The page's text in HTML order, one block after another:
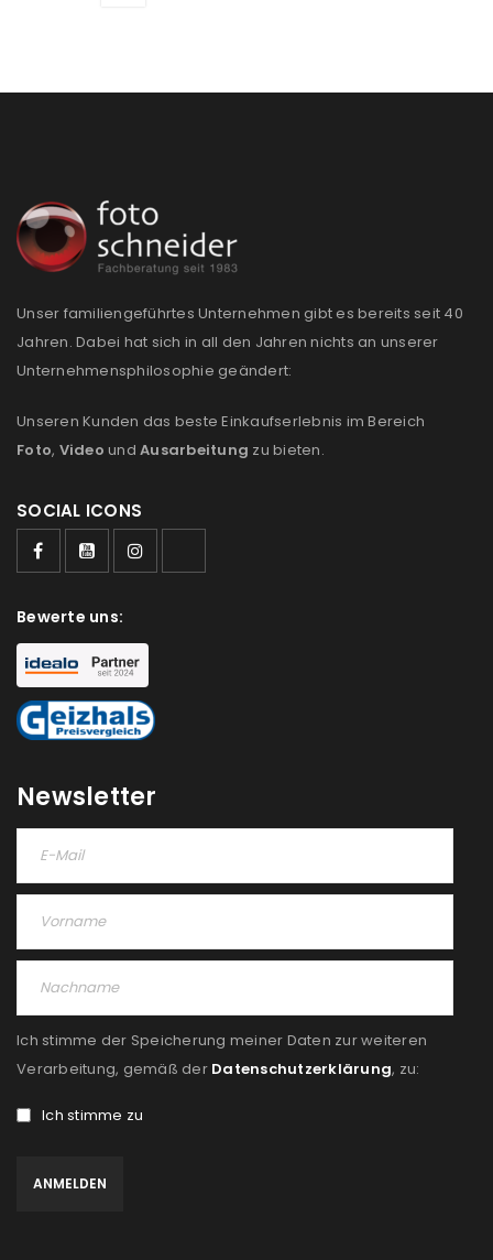
Ein Link zum Erstellen eines neuen Passworts wird an
NEWSLETTER ABONNIEREN
us
Ja, ich möchte ein Kundenkonto eröffnen und
akzeptiere die
REGISTRIEREN
Unser familiengeführtes Unternehmen gibt es bereits seit 40
Jahren. Dabei hat sich in all den Jahren nichts an unserer
Unternehmensphilosophie geändert:
Unseren Kunden das beste Einkaufserlebnis im Bereich
Foto, Video und Ausarbeitung zu bieten.
SOCIAL ICONS
Bewerte uns:
Newsletter
Ich stimme der Speicherung meiner Daten zur weiteren
Verarbeitung, gemäß der Datenschutzerklärung, zu:
Ich stimme zu